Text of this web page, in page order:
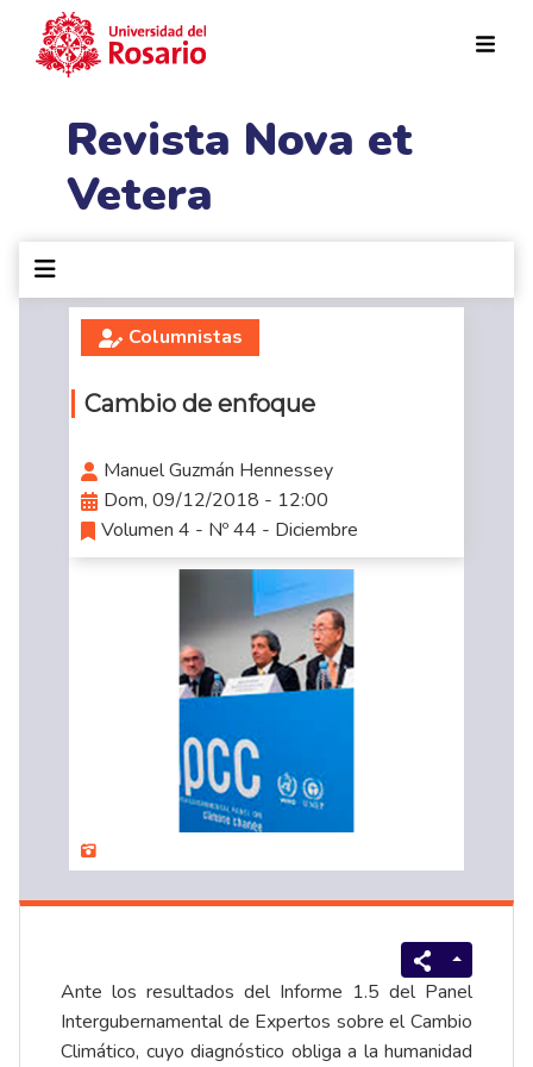
Revista Nova et
Vetera
Columnistas
Cambio de enfoque
Manuel Guzmán Hennessey
Dom, 09/12/2018 - 12:00
Volumen 4 - Nº 44 - Diciembre
Ante los resultados del Informe 1.5 del Panel
Intergubernamental de Expertos sobre el Cambio
Climático, cuyo diagnóstico obliga a la humanidad